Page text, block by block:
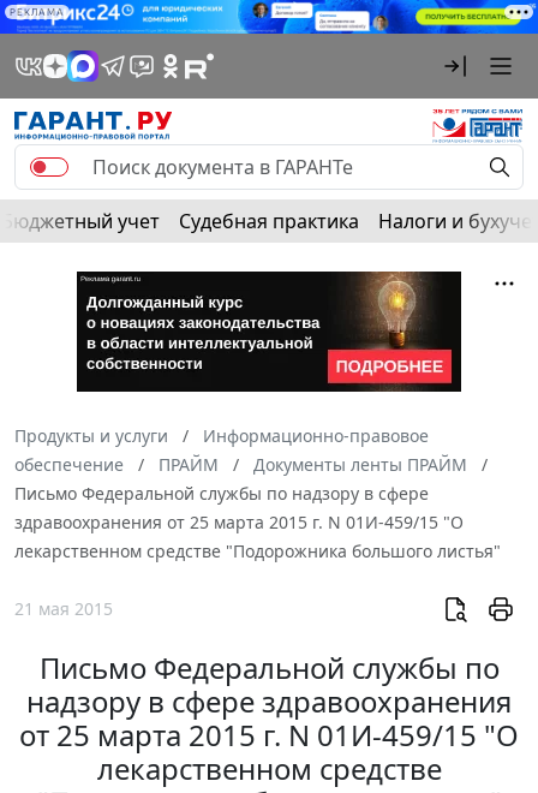
РЕКЛАМА
Бюджетный учет Судебная практика Налоги и
Продукты и услуги
Информационно-правовое
обеспечение
ПРАЙМ
Документы ленты ПРАЙМ
Письмо Федеральной службы по надзору в сфере
здравоохранения от 25 марта 2015 г. N 01И-459/15 "О
лекарственном средстве "Подорожника большого листья"
21 мая 2015
Письмо Федеральной службы по
надзору в сфере здравоохранения
от 25 марта 2015 г. N 01И-459/15 "О
лекарственном средстве